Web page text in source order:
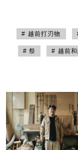
# 越前打刃物
# 祭 # 越前和